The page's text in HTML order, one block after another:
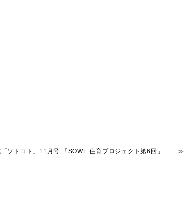
雑誌「ソトコト」11月号 「SOWE 住育プロジェクト第6回」掲載。